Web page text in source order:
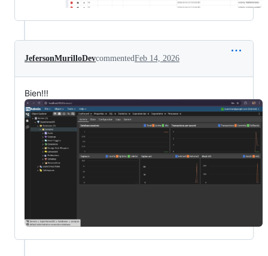
JefersonMurilloDevcommentedFeb 14, 2026
Bien!!!